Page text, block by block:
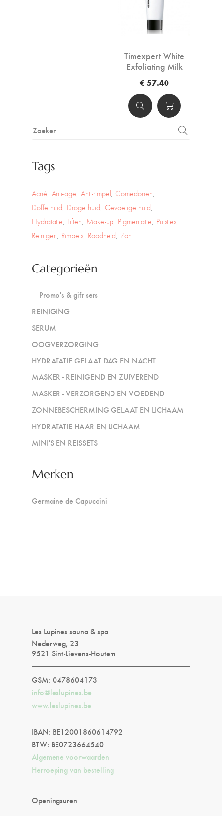
Timexpert White
Exfoliating Milk
pigmentatie
€ 57.40
Tags
Acné Anti-age Anti-rimpel
Comedonen
Doffe huid Droge huid Gevoelige huid
Hydratatie Liften Make-up Pigmentatie Puistjes
Reinigen Rimpels Roodheid Zon
Categorieën
Promo's & gift sets
REINIGING
SERUM
OOGVERZORGING
HYDRATATIE GELAAT DAG EN NACHT
MASKER - REINIGEND EN ZUIVEREND
MASKER - VERZORGEND EN VOEDEND
ZONNEBESCHERMING GELAAT EN LICHAAM
HYDRATATIE HAAR EN LICHAAM
MINI'S EN REISSETS
Merken
Germaine de Capuccini
Les Lupines sauna & spa
Nederweg, 23
9521 Sint-Lievens-Houtem
GSM: 0478604173
info@leslupines.be
www.leslupines.be
IBAN: BE12001860614792
BTW: BE0723664540
Algemene voorwaarden
Herroeping van bestelling
Openingsuren